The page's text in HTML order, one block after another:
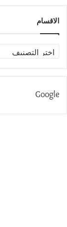
الاقسام
الاقسام
Google